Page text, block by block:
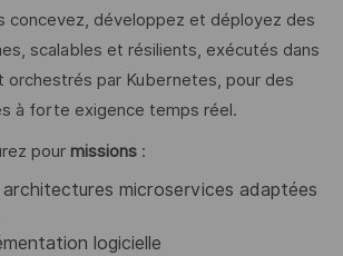
concevez, développez et déployez des
scalables et résilients, exécutés dans
orchestrés par Kubernetes, pour des
à forte exigence temps réel.
pour missions:
microservices adaptées
logicielle